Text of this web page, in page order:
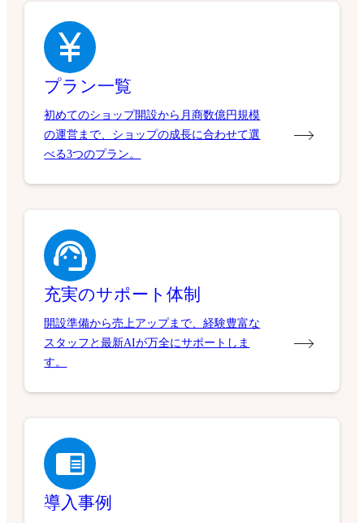
プラン一覧
初めてのショップ開設から月商数億円規模
の運営まで、ショップの成長に合わせて選
べる3つのプラン。
充実のサポート体制
開設準備から売上アップまで、経験豊富な
スタッフと最新AIが万全にサポートしま
す。
導入事例